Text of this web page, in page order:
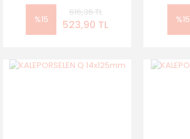
%15
616,36 TL
523,90 TL %15